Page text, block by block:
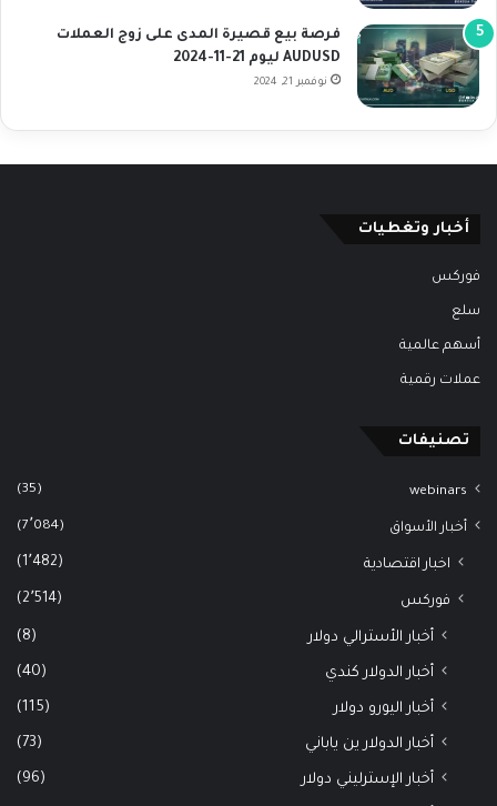
فرصة بيع قصيرة المدى على زوج العملات
AUDUSD ليوم 21-11-2024
نوفمبر 21, 2024
أخبار وتغطيات
فوركس
سلع
أسهم عالمية
عملات رقمية
تصنيفات
webinars
(35)
أخبار الأسواق (7٬084)
اخبار اقتصادية (1٬482)
فوركس (2٬514)
أخبار الأسترالي دولار (8)
أخبار الدولار كندي (40)
أخبار اليورو دولار (115)
أخبار الدولار ين ياباني (73)
أخبار الإسترليني دولار (96)